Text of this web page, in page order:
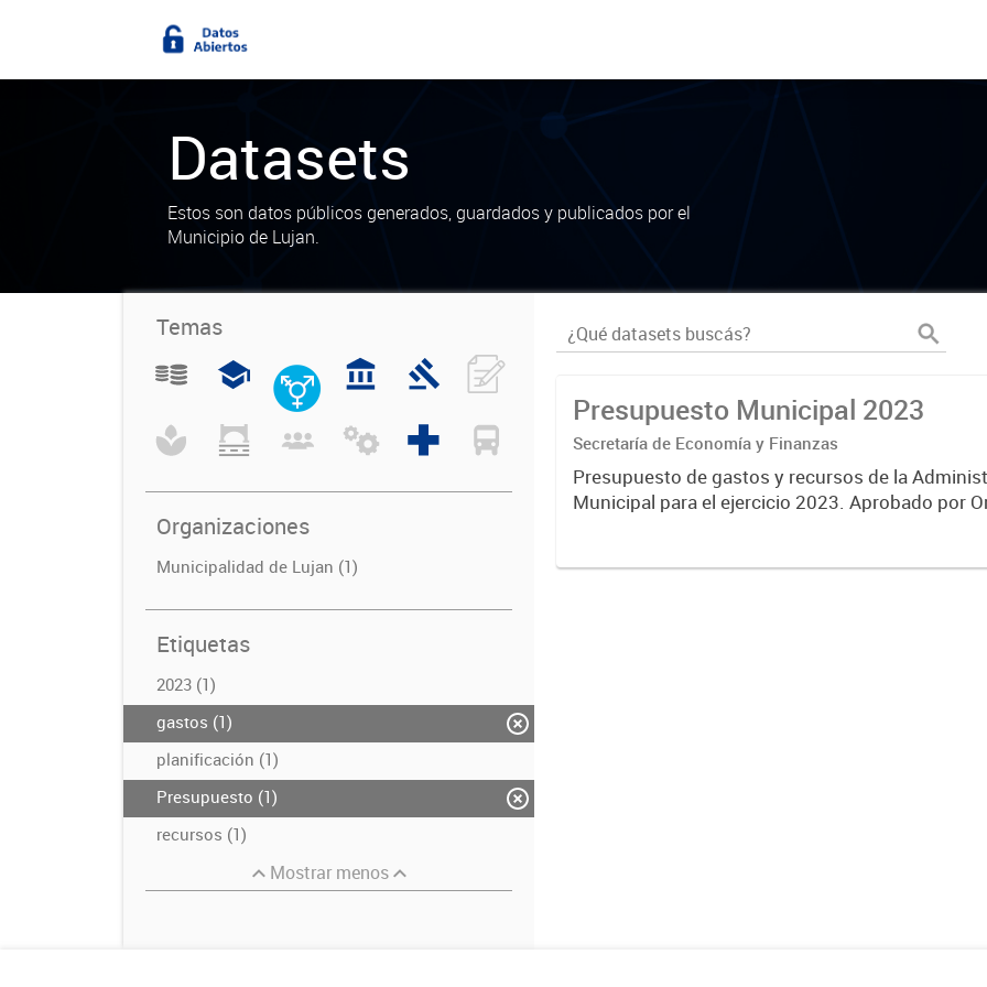
Datasets
Estos son datos públicos generados, guardados y publicados por el
Municipio de Lujan.
Temas
Organizaciones
Municipalidad de Lujan (1)
Etiquetas
2023 (1)
gastos (1)
planificación (1)
Presupuesto (1)
recursos (1)
Mostrar menos
Presupuesto Municipal 2023
Secretaría de Economía y Finanzas
Presupuesto de gastos y recursos de la
Municipal para el ejercicio 2023. Aprobado por